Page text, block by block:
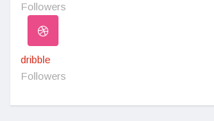
Followers
dribble
Followers